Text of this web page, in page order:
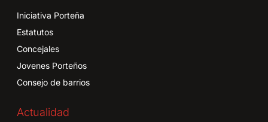
Iniciativa Porteña
Estatutos
Concejales
Jovenes Porteños
Consejo de barrios
Actualidad